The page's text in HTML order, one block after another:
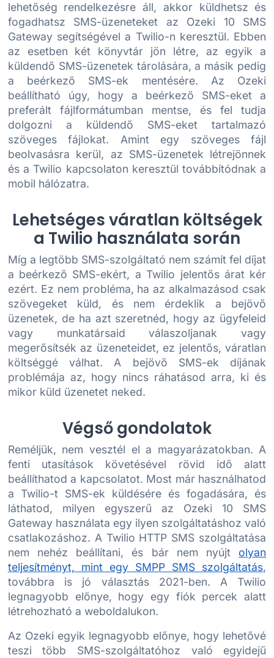
lehetőség rendelkezésre áll, akkor küldhetsz és
fogadhatsz SMS-üzeneteket az Ozeki 10 SMS
Gateway segítségével a Twilio-n keresztül. Ebben
az esetben két könyvtár jön létre, az egyik a
küldendő SMS-üzenetek tárolására, a másik pedig
a beérkező SMS-ek mentésére. Az Ozeki
beállítható úgy, hogy a beérkező SMS-eket a
preferált fájlformátumban mentse, és fel tudja
dolgozni a küldendő SMS-eket tartalmazó
szöveges fájlokat. Amint egy szöveges fájl
beolvasásra kerül, az SMS-üzenetek létrejönnek
és a Twilio kapcsolaton keresztül továbbítódnak a
mobil hálózatra.
Lehetséges váratlan költségek
a Twilio használata során
Míg a legtöbb SMS-szolgáltató nem számít fel díjat
a beérkező SMS-ekért, a Twilio jelentős árat kér
ezért. Ez nem probléma, ha az alkalmazásod csak
szövegeket küld, és nem érdeklik a bejövő
üzenetek, de ha azt szeretnéd, hogy az ügyfeleid
vagy munkatársaid válaszoljanak vagy
megerősítsék az üzeneteidet, ez jelentős, váratlan
költséggé válhat. A bejövő SMS-ek díjának
problémája az, hogy nincs ráhatásod arra, ki és
mikor küld üzenetet neked.
Végső gondolatok
Reméljük, nem vesztél el a magyarázatokban. A
fenti utasítások követésével rövid idő alatt
beállíthatod a kapcsolatot. Most már használhatod
a Twilio-t SMS-ek küldésére és fogadására, és
láthatod, milyen egyszerű az Ozeki 10 SMS
Gateway használata egy ilyen szolgáltatáshoz való
csatlakozáshoz. A Twilio HTTP SMS szolgáltatása
nem nehéz beállítani, és bár nem nyújt olyan
teljesítményt, mint egy SMPP SMS szolgáltatás,
továbbra is jó választás 2021-ben. A Twilio
legnagyobb előnye, hogy egy fiók percek alatt
létrehozható a weboldalukon.
Az Ozeki egyik legnagyobb előnye, hogy lehetővé
teszi több SMS-szolgáltatóhoz való egyidejű